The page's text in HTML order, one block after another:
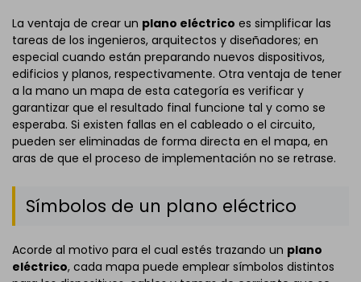
La ventaja de crear un plano eléctrico es simplificar las
tareas de los ingenieros, arquitectos y diseñadores; en
especial cuando están preparando nuevos dispositivos,
edificios y planos, respectivamente. Otra ventaja de tener
a la mano un mapa de esta categoría es verificar y
garantizar que el resultado final funcione tal y como se
esperaba. Si existen fallas en el cableado o el circuito,
pueden ser eliminadas de forma directa en el mapa, en
aras de que el proceso de implementación no se retrase.
Símbolos de un plano eléctrico
Acorde al motivo para el cual estés trazando un plano
eléctrico, cada mapa puede emplear símbolos distintos